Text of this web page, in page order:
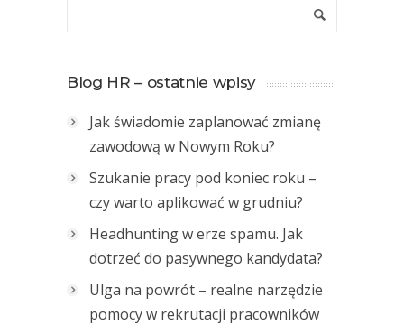
Blog HR – ostatnie wpisy
Jak świadomie zaplanować zmianę
zawodową w Nowym Roku?
Szukanie pracy pod koniec roku –
czy warto aplikować w grudniu?
Headhunting w erze spamu. Jak
dotrzeć do pasywnego kandydata?
Ulga na powrót – realne narzędzie
pomocy w rekrutacji pracowników